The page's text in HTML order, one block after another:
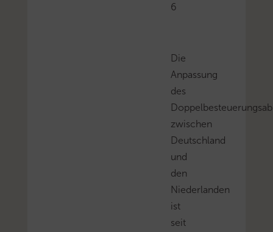
6
Die
Anpassung
des
zwischen
Deutschland
und
den
Niederlanden
ist
seit